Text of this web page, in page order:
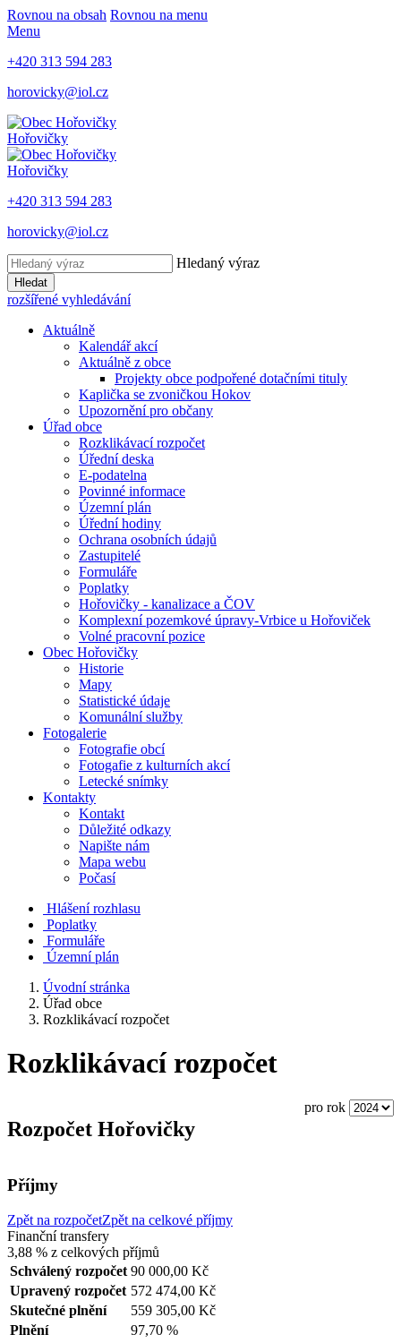
Rovnou na obsah Rovnou na menu
Menu
+420 313 594 283
horovicky@iol.cz
Hořovičky
Hořovičky
+420 313 594 283
horovicky@iol.cz
Hledaný výraz
Hledat
rozšířené vyhledávání
Aktuálně
Kalendář akcí
Aktuálně z obce
Projekty obce podpořené dotačními tituly
Kaplička se zvoničkou Hokov
Upozornění pro občany
Úřad obce
Rozklikávací rozpočet
Úřední deska
E-podatelna
Povinné informace
Územní plán
Úřední hodiny
Ochrana osobních údajů
Zastupitelé
Formuláře
Poplatky
Hořovičky - kanalizace a ČOV
Komplexní pozemkové úpravy-Vrbice u Hořoviček
Volné pracovní pozice
Obec Hořovičky
Historie
Mapy
Statistické údaje
Komunální služby
Fotogalerie
Fotografie obcí
Fotogafie z kulturních akcí
Letecké snímky
Kontakty
Kontakt
Důležité odkazy
Napište nám
Mapa webu
Počasí
Hlášení rozhlasu
Poplatky
Formuláře
Územní plán
Úvodní stránka
Úřad obce
Rozklikávací rozpočet
Rozklikávací rozpočet
pro rok
Rozpočet Hořovičky
Příjmy
Zpět na rozpočetZpět na celkové příjmy
Finanční transfery
3,88 % z celkových příjmů
Schválený rozpočet 90 000,00 Kč
Upravený rozpočet 572 474,00 Kč
Skutečné plnění
559 305,00 Kč
Plnění
97,70 %